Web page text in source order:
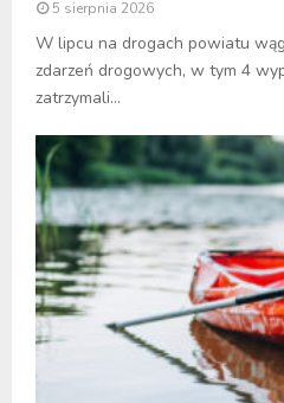
5 sierpnia 2026
W lipcu na drogach powiatu
zdarzeń drogowych, w tym 4
zatrzymali...